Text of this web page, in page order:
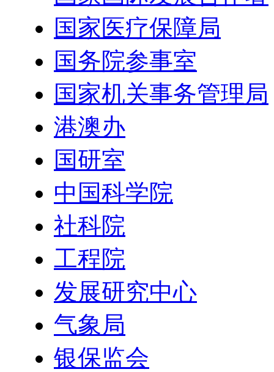
国家医疗保障局
国务院参事室
国家机关事务管理局
港澳办
国研室
中国科学院
社科院
工程院
发展研究中心
气象局
银保监会